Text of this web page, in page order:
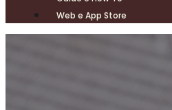
Web e App Store